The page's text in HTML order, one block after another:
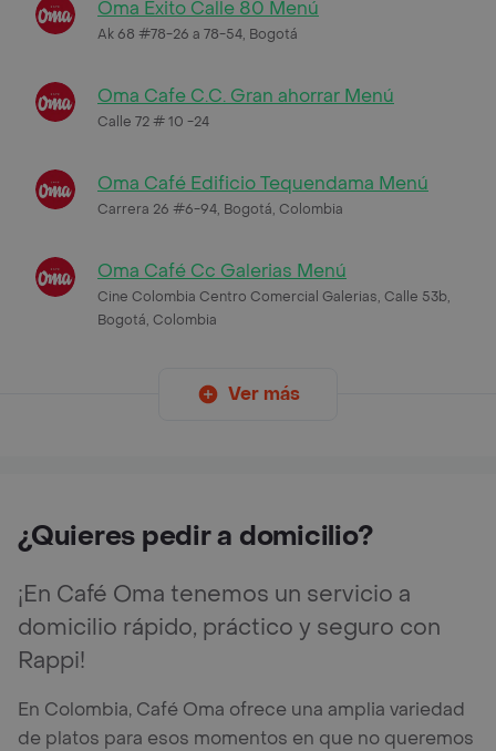
Oma Exito Calle 80 Menú
Ak 68 #78-26 a 78-54, Bogotá
Oma Cafe C.C. Gran ahorrar Menú
Calle 72 # 10 -24
Oma Café Edificio Tequendama Menú
Carrera 26 #6-94, Bogotá, Colombia
Oma Café Cc Galerias Menú
Cine Colombia Centro Comercial Galerias, Calle 53b,
Bogotá, Colombia
Ver más
¿Quieres pedir a domicilio?
¡En Café Oma tenemos un servicio a
domicilio rápido, práctico y seguro con
Rappi!
En Colombia, Café Oma ofrece una amplia variedad
de platos para esos momentos en que no queremos